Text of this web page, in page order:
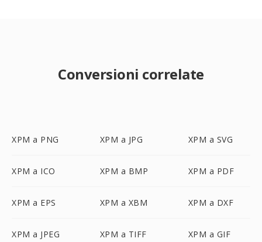
Conversioni correlate
XPM a PNG XPM a JPG XPM a SVG
XPM a ICO XPM a BMP XPM a PDF
XPM a EPS XPM a XBM XPM a DXF
XPM a JPEG XPM a TIFF XPM a GIF